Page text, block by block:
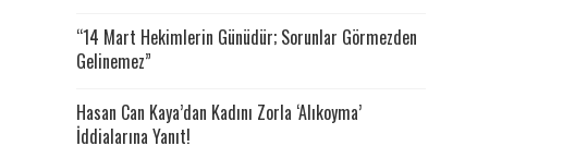
“14 Mart Hekimlerin Günüdür; Sorunlar Görmezden
Gelinemez”
Hasan Can Kaya’dan Kadını Zorla ‘Alıkoyma’
İddialarına Yanıt!